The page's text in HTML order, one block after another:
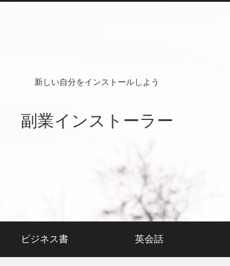
新しい自分をインストールしよう
副業インストーラー
ビジネス書 英会話